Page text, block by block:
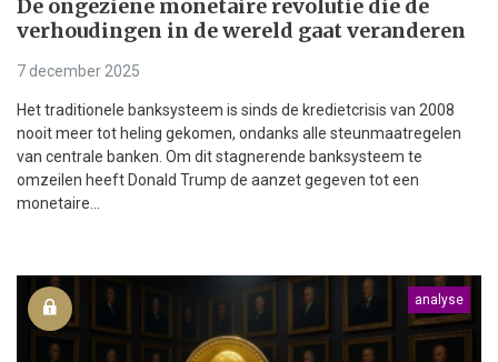
De ongeziene monetaire revolutie die de
verhoudingen in de wereld gaat veranderen
7 december 2025
Het traditionele banksysteem is sinds de kredietcrisis van 2008
nooit meer tot heling gekomen, ondanks alle steunmaatregelen
van centrale banken. Om dit stagnerende banksysteem te
omzeilen heeft Donald Trump de aanzet gegeven tot een
monetaire...
analyse